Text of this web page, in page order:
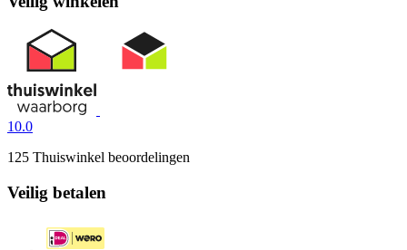
10.0
125 Thuiswinkel beoordelingen
Veilig betalen